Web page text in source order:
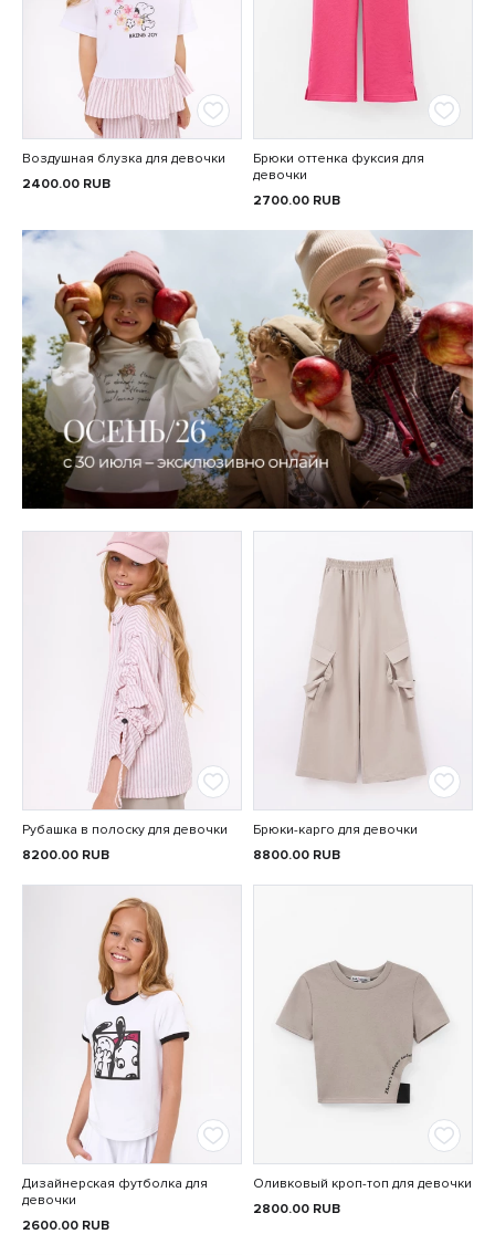
Воздушная блузка для девочки
2400.00 RUB
Брюки оттенка фуксия для
девочки
2700.00 RUB
Рубашка в полоску для девочки
8200.00 RUB
Брюки-карго для девочки
8800.00 RUB
Дизайнерская футболка для
девочки
2600.00 RUB
Оливковый кроп-топ для девочки
2800.00 RUB